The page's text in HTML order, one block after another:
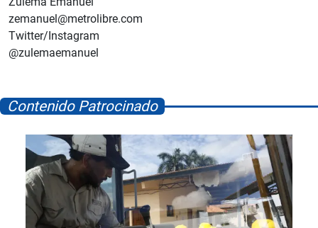
zemanuel@metrolibre.com
Twitter/Instagram
@zulemaemanuel
Contenido Patrocinado